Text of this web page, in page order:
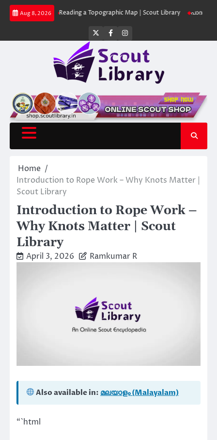
Skip
Aug 8, 2026
Reading a Topographic Map | Scout Library പാദമുദ്രകൾ
Twitter
FacebookInstagram
Home
Introduction to Rope Work – Why Knots Matter |
Scout Library
Introduction to Rope Work –
Why Knots Matter | Scout
Library
April 3, 2026 Ramkumar R
Also available in: മലയാളം (Malayalam)
“`html